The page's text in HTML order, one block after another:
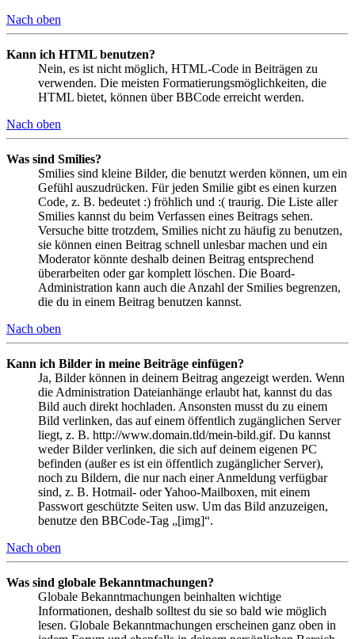
Nach oben
Kann ich HTML benutzen?
Nein, es ist nicht möglich, HTML-Code in Beiträgen zu
verwenden. Die meisten Formatierungsmöglichkeiten, die
HTML bietet, können über BBCode erreicht werden.
Nach oben
Was sind Smilies?
Smilies sind kleine Bilder, die benutzt werden können, um ein
Gefühl auszudrücken. Für jeden Smilie gibt es einen kurzen
Code, z. B. bedeutet :) fröhlich und :( traurig. Die Liste aller
Smilies kannst du beim Verfassen eines Beitrags sehen.
Versuche bitte trotzdem, Smilies nicht zu häufig zu benutzen,
sie können einen Beitrag schnell unlesbar machen und ein
Moderator könnte deshalb deinen Beitrag entsprechend
überarbeiten oder gar komplett löschen. Die Board-
Administration kann auch die Anzahl der Smilies begrenzen,
die du in einem Beitrag benutzen kannst.
Nach oben
Kann ich Bilder in meine Beiträge einfügen?
Ja, Bilder können in deinem Beitrag angezeigt werden. Wenn
die Administration Dateianhänge erlaubt hat, kannst du das
Bild auch direkt hochladen. Ansonsten musst du zu einem
Bild verlinken, das auf einem öffentlich zugänglichen Server
liegt, z. B. http://www.domain.tld/mein-bild.gif. Du kannst
weder Bilder verlinken, die sich auf deinem eigenen PC
befinden (außer es ist ein öffentlich zugänglicher Server),
noch zu Bildern, die nur nach einer Anmeldung verfügbar
sind, z. B. Hotmail- oder Yahoo-Mailboxen, mit einem
Passwort geschützte Seiten usw. Um das Bild anzuzeigen,
benutze den BBCode-Tag „[img]“.
Nach oben
Was sind globale Bekanntmachungen?
Globale Bekanntmachungen beinhalten wichtige
Informationen, deshalb solltest du sie so bald wie möglich
lesen. Globale Bekanntmachungen erscheinen ganz oben in